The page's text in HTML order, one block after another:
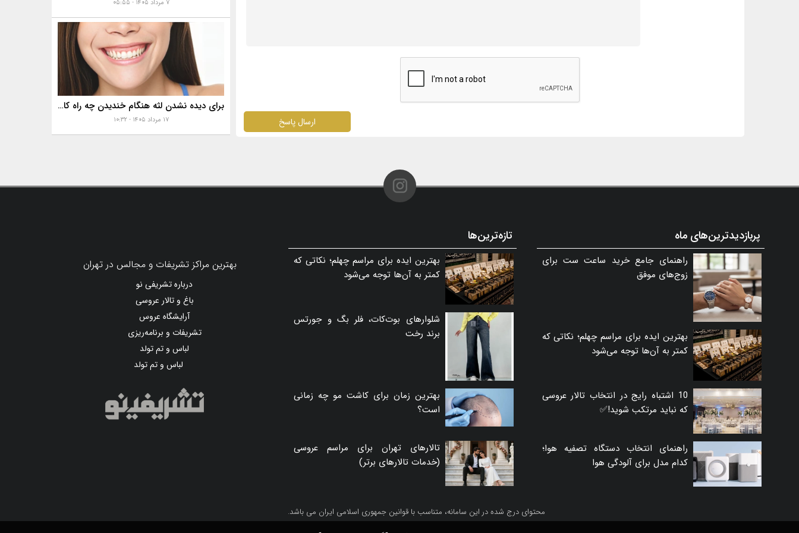
ارسال پاسخ
۷ مرداد ۱۴۰۵ - ۰۵:۵۵
برای دیده نشدن لثه هنگام خندیدن چه راه کارهایی هست؟
۱۷ مرداد ۱۴۰۵ - ۱۰:۳۲
پربازدیدترین‌های ماه
راهنمای جامع خرید ساعت ست برای
زوج‌های موفق
بهترین ایده برای مراسم چهلم؛ نکاتی که
کمتر به آن‌ها توجه می‌شود
10 اشتباه رایج در انتخاب تالار عروسی
که نباید مرتکب شوید!✅
راهنمای انتخاب دستگاه تصفیه هوا؛
کدام مدل برای آلودگی هوا
تازه‌ترین‌ها
بهترین ایده برای مراسم چهلم؛ نکاتی که
کمتر به آن‌ها توجه می‌شود
شلوارهای بوت‌کات، فلر بگ و جورتس
برند رخت
بهترین زمان برای کاشت مو چه زمانی
است؟
تالارهای تهران برای مراسم عروسی
(خدمات تالارهای برتر)
بهترین مراکز تشریفات و مجالس در تهران
درباره تشریفی نو
باغ و تالار عروسی
آرایشگاه عروس
تشریفات و برنامه‌ریزی
لباس و تم تولد
لباس و تم تولد
محتوای درج شده در این سامانه، متناسب با قوانین جمهوری اسلامی ایران می باشد.